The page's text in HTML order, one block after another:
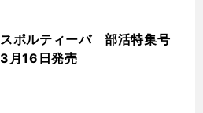
スポルティーバ 部活特集号
3月16日発売